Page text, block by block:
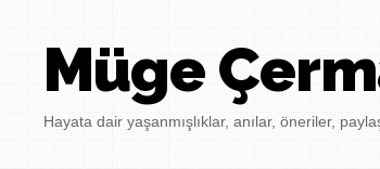
Müge
Hayata dair yaşanmışlıklar, anılar, öneriler,